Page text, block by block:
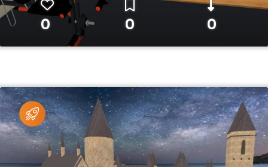
0 0 0